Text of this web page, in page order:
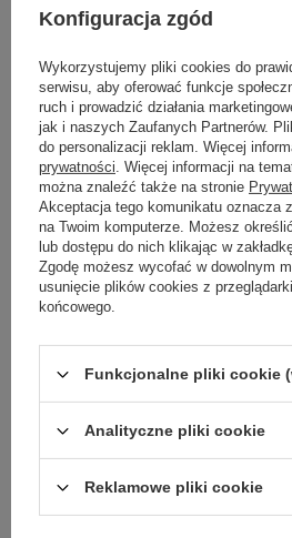
Potrzebujesz pomocy?
najciekawsze pytania i odpowiedzi
dla innych.
Napisz
Twoja ocena:
Treść twojej opinii
Dodaj własne zdjęcie produktu:
Konfiguracja zgód
Wykorzystujemy pliki cookies do
serwisu, aby oferować funkcje
ruch i prowadzić działania
jak i naszych Zaufanych Partnerów.
do personalizacji reklam. Więcej
prywatności . Więcej informacji na
można znaleźć także na stronie
Akceptacja tego komunikatu oznacza
na Twoim komputerze. Możesz
lub dostępu do nich klikając w
Zgodę możesz wycofać w dowolnym
usunięcie plików cookies z
końcowego.
Funkcjonalne pliki cookie
Analityczne pliki cookie
Reklamowe pliki cookie